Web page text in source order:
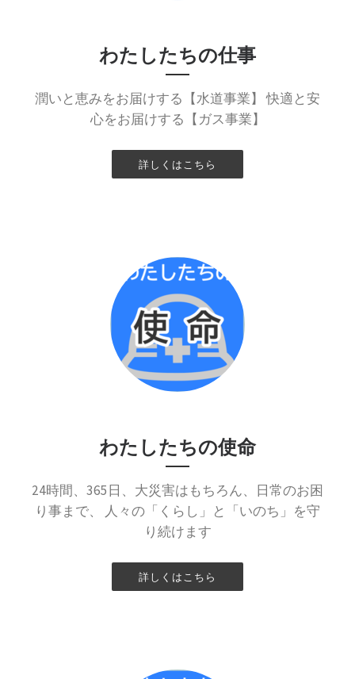
わたしたちの仕事
潤いと恵みをお届けする【水道事業】 快適と安
心をお届けする【ガス事業】
詳しくはこちら
わたしたちの使命
24時間、365日、大災害はもちろん、日常のお困
り事まで、 人々の「くらし」と「いのち」を守
り続けます
詳しくはこちら